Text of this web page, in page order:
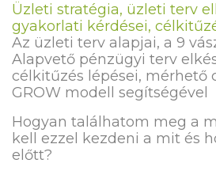
Üzleti stratégia, üzleti terv
gyakorlati kérdései,
Az üzleti terv alapjai, a 9
Alapvető pénzügyi terv
célkitűzés lépései, mérhető
GROW modell segítségével
Hogyan találhatom meg a
kell ezzel kezdeni a mit és
előtt?